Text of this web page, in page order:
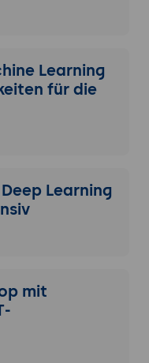
Learning
für die
Learning
mit